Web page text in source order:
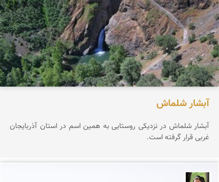
آبشار شلماش
آبشار شلماش در نزدیکی روستایی به همین اسم در استان آذربایجان
غربی قرار گرفته است.